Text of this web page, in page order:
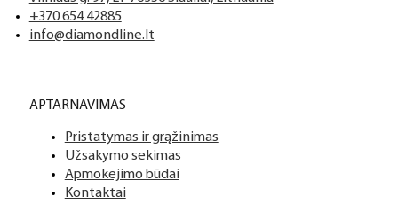
+370 654 42885
info@diamondline.lt
APTARNAVIMAS
Pristatymas ir grąžinimas
Užsakymo sekimas
Apmokėjimo būdai
Kontaktai